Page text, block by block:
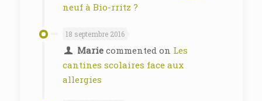
neuf à Bio-rritz ?
18 septembre 2016
Mariecommented on Les
cantines scolaires face aux
allergies